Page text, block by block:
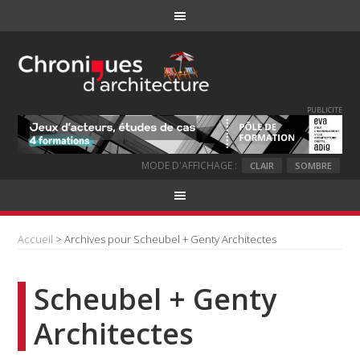
PUBLICITE
MODE D'AFFICHAGE : CLAIR SOMBRE
Accueil > Archives pour Scheubel + Genty Architectes
Scheubel + Genty
Architectes